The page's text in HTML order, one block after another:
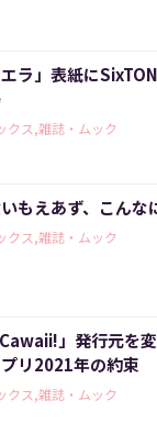
エラ」表紙に
クス,雑誌・ムック
もえあず、こんな
クス,雑誌・ムック
Cawaii!」発行元を
リ2021年の約束
クス,雑誌・ムック